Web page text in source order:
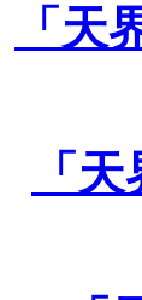
「
「